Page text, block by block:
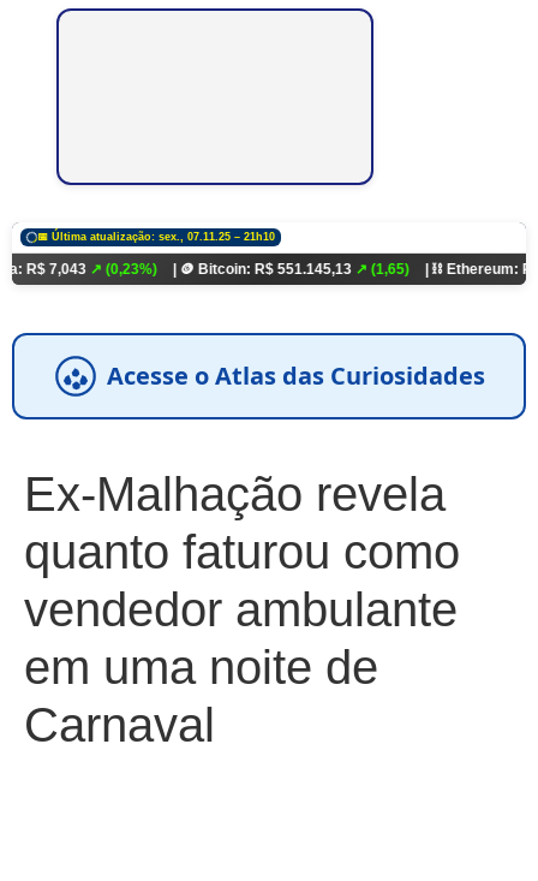
📅 Última atualização: sex., 07.11.25 – 21h10
↗ (0,23%) | 🪙 Bitcoin: R$ 551.145,13↗ (1,65) | ⛓️ Ethereum: R$
Acesse o Atlas das Curiosidades
Ex-Malhação revela
quanto faturou como
vendedor ambulante
em uma noite de
Carnaval